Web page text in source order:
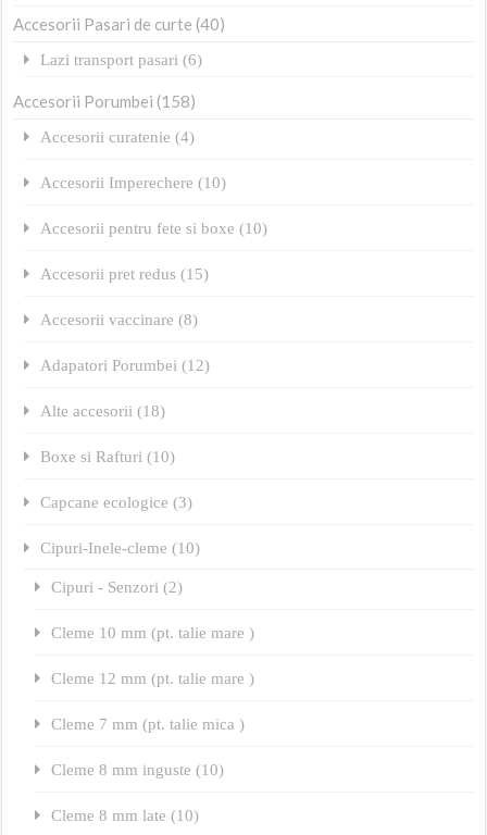
Accesorii Pasari de curte (40)
Lazi transport pasari (6)
Accesorii Porumbei (158)
Accesorii curatenie (4)
Accesorii Imperechere (10)
Accesorii pentru fete si boxe (10)
Accesorii pret redus (15)
Accesorii vaccinare (8)
Adapatori Porumbei (12)
Alte accesorii (18)
Boxe si Rafturi (10)
Capcane ecologice (3)
Cipuri-Inele-cleme (10)
Cipuri - Senzori (2)
Cleme 10 mm (pt. talie mare )
Cleme 12 mm (pt. talie mare )
Cleme 7 mm (pt. talie mica )
Cleme 8 mm inguste (10)
Cleme 8 mm late (10)